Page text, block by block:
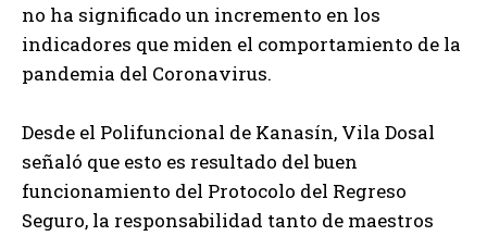
no ha significado un incremento en los
indicadores que miden el comportamiento de la
pandemia del Coronavirus.
Desde el Polifuncional de Kanasín, Vila Dosal
señaló que esto es resultado del buen
funcionamiento del Protocolo del Regreso
Seguro, la responsabilidad tanto de maestros